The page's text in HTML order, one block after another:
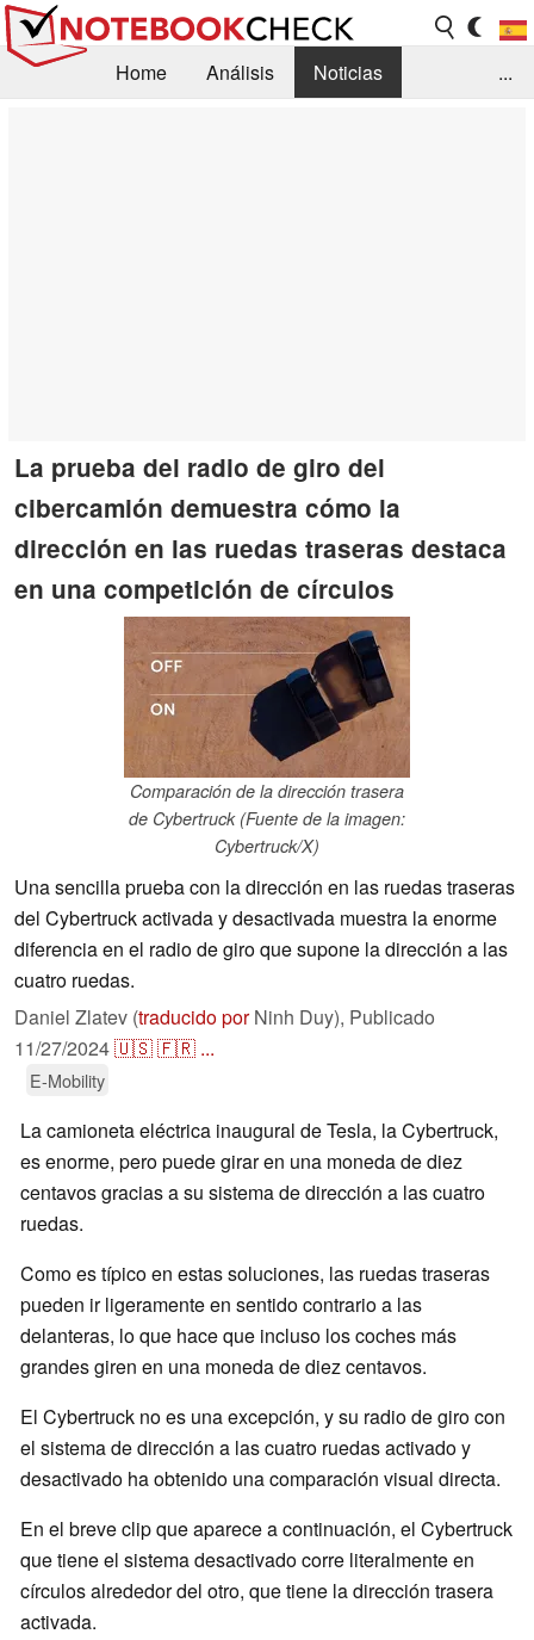
Home Análisis
Noticias
...
La prueba del radio de giro del
cibercamión demuestra cómo la
dirección en las ruedas traseras destaca
en una competición de círculos
Comparación de la dirección trasera
de Cybertruck (Fuente de la imagen:
Cybertruck/X)
Una sencilla prueba con la dirección en las ruedas traseras
del Cybertruck activada y desactivada muestra la enorme
diferencia en el radio de giro que supone la dirección a las
cuatro ruedas.
Daniel Zlatev (traducido porNinh Duy), Publicado
11/27/2024🇺🇸🇫🇷 ...
E-Mobility
La camioneta eléctrica inaugural de Tesla, la Cybertruck,
es enorme, pero puede girar en una moneda de diez
centavos gracias a su sistema de dirección a las cuatro
ruedas.
Como es típico en estas soluciones, las ruedas traseras
pueden ir ligeramente en sentido contrario a las
delanteras, lo que hace que incluso los coches más
grandes giren en una moneda de diez centavos.
El Cybertruck no es una excepción, y su radio de giro con
el sistema de dirección a las cuatro ruedas activado y
desactivado ha obtenido una comparación visual directa.
En el breve clip que aparece a continuación, el Cybertruck
que tiene el sistema desactivado corre literalmente en
círculos alrededor del otro, que tiene la dirección trasera
activada.